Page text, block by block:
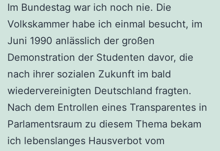
Im Bundestag war ich noch nie. Die
Volkskammer habe ich einmal besucht, im
Juni 1990 anlässlich der großen
Demonstration der Studenten davor, die
nach ihrer sozialen Zukunft im bald
wiedervereinigten Deutschland fragten.
Nach dem Entrollen eines Transparentes in
Parlamentsraum zu diesem Thema bekam
ich lebenslanges Hausverbot vom